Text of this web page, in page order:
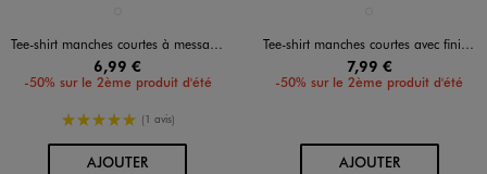
Tee-shirt manches courtes à message fille
6,99 €
-50% sur le 2ème produit d'été
5/5 de moyenne
(1 avis)
AJOUTERAU PANIER
Tee-shirt manches courtes avec finitions contrastantes fille
7,99 €
-50% sur le 2ème produit d'été
AJOUTERAU PANIER